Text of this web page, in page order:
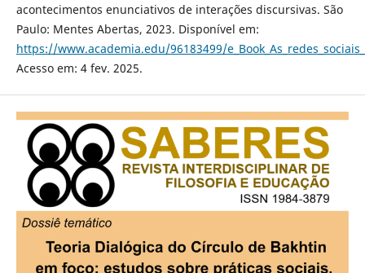
acontecimentos enunciativos de interações discursivas. São
Paulo: Mentes Abertas, 2023. Disponível em:
https://www.academia.edu/96183499/
Acesso em: 4 fev. 2025.